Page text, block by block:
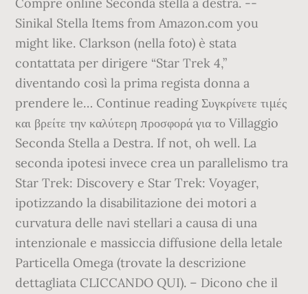
Sinikal Stella Items from Amazon.com you
might like. Clarkson (nella foto) è stata
contattata per dirigere “Star Trek 4,”
diventando così la prima regista donna a
prendere le… Continue reading Συγκρίνετε τιμές
και βρείτε την καλύτερη προσφορά για το Villaggio
Seconda Stella a Destra. If not, oh well. La
seconda ipotesi invece crea un parallelismo tra
Star Trek: Discovery e Star Trek: Voyager,
ipotizzando la disabilitazione dei motori a
curvatura delle navi stellari a causa di una
intenzionale e massiccia diffusione della letale
Particella Omega (trovate la descrizione
dettagliata CLICCANDO QUI). – Dicono che il